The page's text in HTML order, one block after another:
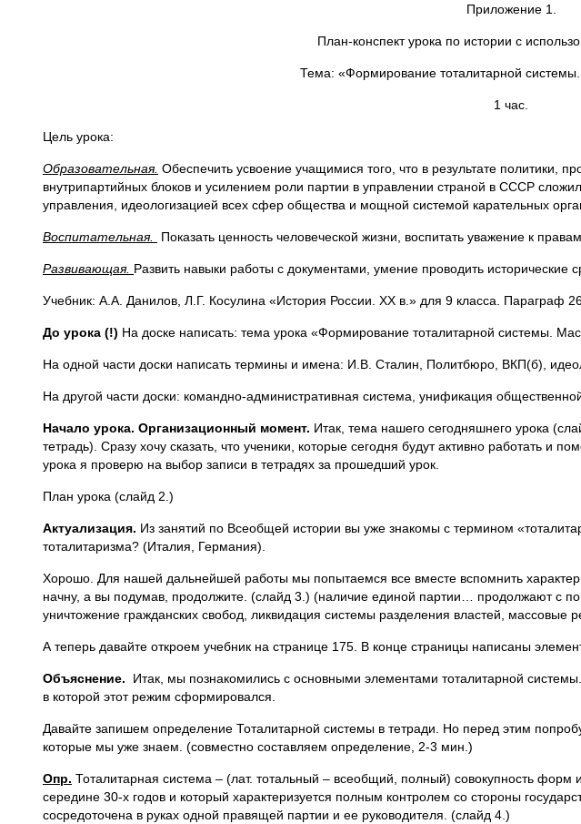
Приложение 1.
План-конспект урока по истории с
Тема: «Формирование тоталитарной
1 час.
Цель урока:
Образовательная. Обеспечить усвоение учащимися того, что в результате
внутрипартийных блоков и усилением роли партии в управлении страной в СССР
управления, идеологизацией всех сфер общества и мощной системой карательных
Воспитательная. Показать ценность человеческой жизни, воспитать уважение к
Развивающая. Развить навыки работы с документами, умение проводить
Учебник: А.А. Данилов, Л.Г. Косулина «История России. XX в.» для 9 класса. Параграф
До урока (!) На доске написать: тема урока «Формирование тоталитарной системы.
На одной части доски написать термины и имена: И.В. Сталин, Политбюро, ВКП(б),
На другой части доски: командно-административная система, унификация
Начало урока. Организационный момент. Итак, тема нашего сегодняшнего урока
тетрадь). Сразу хочу сказать, что ученики, которые сегодня будут активно работать и
урока я проверю на выбор записи в тетрадях за прошедший урок.
План урока (слайд 2.)
Актуализация. Из занятий по Всеобщей истории вы уже знакомы с термином
тоталитаризма? (Италия, Германия).
Хорошо. Для нашей дальнейшей работы мы попытаемся все вместе вспомнить
начну, а вы подумав, продолжите. (слайд 3.) (наличие единой партии… продолжают с
уничтожение гражданских свобод, ликвидация системы разделения властей, массовые
А теперь давайте откроем учебник на странице 175. В конце страницы написаны
Объяснение. Итак, мы познакомились с основными элементами тоталитарной
в которой этот режим сформировался.
Давайте запишем определение Тоталитарной системы в тетради. Но перед этим
которые мы уже знаем. (совместно составляем определение, 2-3 мин.)
Опр. Тоталитарная система – (лат. тотальный – всеобщий, полный) совокупность
середине 30-х годов и который характеризуется полным контролем со стороны
сосредоточена в руках одной правящей партии и ее руководителя. (слайд 4.)